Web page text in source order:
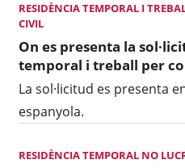
RESIDÈNCIA TEMPORAL I
CIVIL
On es presenta la
temporal i treball per
La sol·licitud es presenta
espanyola.
RESIDÈNCIA TEMPORAL NO